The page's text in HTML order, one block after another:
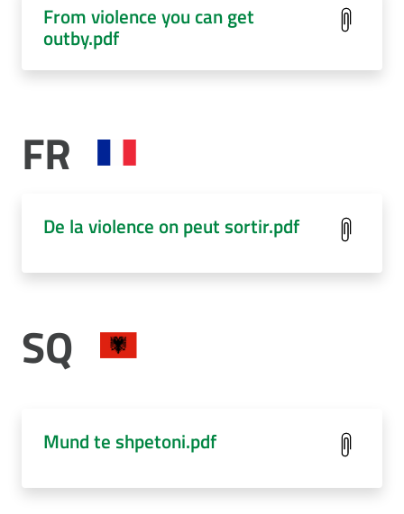
From violence you can get
outby.pdf
FR
De la violence on peut sortir.pdf
SQ
Mund te shpetoni.pdf